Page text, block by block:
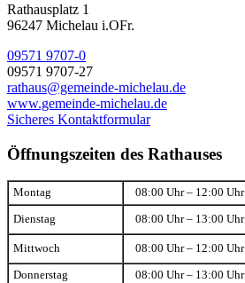
Rathausplatz 1
96247 Michelau i.OFr.
09571 9707-0
09571 9707-27
rathaus@gemeinde-michelau.de
www.gemeinde-michelau.de
Sicheres Kontaktformular
Öffnungszeiten des Rathauses
Montag 08:00 Uhr – 12:00 Uhr
Dienstag 08:00 Uhr – 13:00 Uhr
Mittwoch 08:00 Uhr – 12:00 Uhr
Donnerstag 08:00 Uhr – 13:00 Uhr